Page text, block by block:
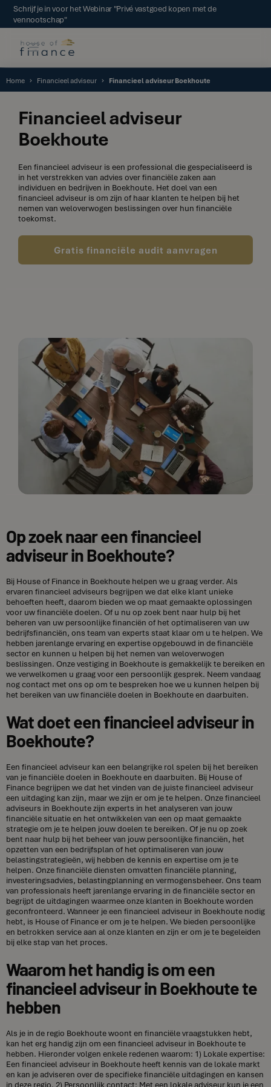
Schrijf je in voor het Webinar "Privé vastgoed kopen met de
vennootschap"
Home Financieel adviseur Financieel adviseur Boekhoute
Financieel adviseur
Boekhoute
Een financieel adviseur is een professional die gespecialiseerd is
in het verstrekken van advies over financiële zaken aan
individuen en bedrijven in Boekhoute. Het doel van een
financieel adviseur is om zijn of haar klanten te helpen bij het
nemen van weloverwogen beslissingen over hun financiële
toekomst.
Gratis financiële audit aanvragen
Op zoek naar een financieel
adviseur in Boekhoute?
Bij House of Finance in Boekhoute helpen we u graag verder. Als
ervaren financieel adviseurs begrijpen we dat elke klant unieke
behoeften heeft, daarom bieden we op maat gemaakte oplossingen
voor uw financiële doelen. Of u nu op zoek bent naar hulp bij het
beheren van uw persoonlijke financiën of het optimaliseren van uw
bedrijfsfinanciën, ons team van experts staat klaar om u te helpen. We
hebben jarenlange ervaring en expertise opgebouwd in de financiële
sector en kunnen u helpen bij het nemen van weloverwogen
beslissingen. Onze vestiging in Boekhoute is gemakkelijk te bereiken en
we verwelkomen u graag voor een persoonlijk gesprek. Neem vandaag
nog contact met ons op om te bespreken hoe we u kunnen helpen bij
het bereiken van uw financiële doelen in Boekhoute en daarbuiten.
Wat doet een financieel adviseur in
Boekhoute?
Een financieel adviseur kan een belangrijke rol spelen bij het bereiken
van je financiële doelen in Boekhoute en daarbuiten. Bij House of
Finance begrijpen we dat het vinden van de juiste financieel adviseur
een uitdaging kan zijn, maar we zijn er om je te helpen. Onze financieel
adviseurs in Boekhoute zijn experts in het analyseren van jouw
financiële situatie en het ontwikkelen van een op maat gemaakte
strategie om je te helpen jouw doelen te bereiken. Of je nu op zoek
bent naar hulp bij het beheer van jouw persoonlijke financiën, het
opzetten van een bedrijfsplan of het optimaliseren van jouw
belastingstrategieën, wij hebben de kennis en expertise om je te
helpen. Onze financiële diensten omvatten financiële planning,
investeringsadvies, belastingplanning en vermogensbeheer. Ons team
van professionals heeft jarenlange ervaring in de financiële sector en
begrijpt de uitdagingen waarmee onze klanten in Boekhoute worden
geconfronteerd. Wanneer je een financieel adviseur in Boekhoute nodig
hebt, is House of Finance er om je te helpen. We bieden persoonlijke
en betrokken service aan al onze klanten en zijn er om je te begeleiden
bij elke stap van het proces.
Waarom het handig is om een
financieel adviseur in Boekhoute te
hebben
Als je in de regio Boekhoute woont en financiële vraagstukken hebt,
kan het erg handig zijn om een financieel adviseur in Boekhoute te
hebben. Hieronder volgen enkele redenen waarom: 1) Lokale expertise:
Een financieel adviseur in Boekhoute heeft kennis van de lokale markt
en kan je adviseren over de specifieke financiële uitdagingen en kansen
in deze regio. 2) Persoonlijk contact: Met een lokale adviseur kun je een